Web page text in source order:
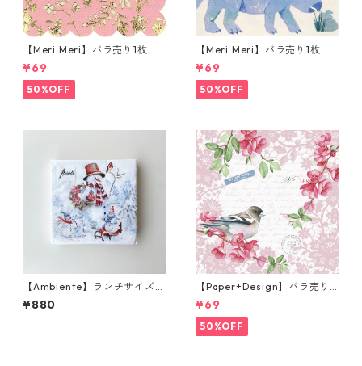
【Meri Meri】バラ売り1枚 カ
クテルサイズ ペーパーナプキ
ン English Garden Lace ピン
ク
¥69
50%OFF
【Meri Meri】バラ売り1枚 カ
クテルサイズ ペーパーナプキ
ン Dinasor Kingdam クリー
ムxブルー
¥69
50%OFF
【Ambiente】ランチサイズ
ペーパーナプキン Sporty sno
wmen ホワイト 20枚入り
¥880
【Paper+Design】バラ売り2
枚 ランチサイズ ペーパーナプ
キン Sweet bird ローズ
¥69
50%OFF